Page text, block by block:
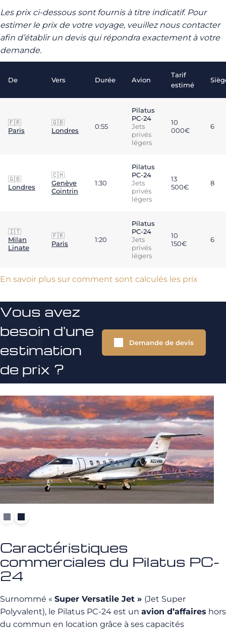
Les prix ci-dessous sont fournis à titre indicatif. Pour
estimer le prix de votre voyage, veuillez nous contacter
afin d’établir un devis qui répondra exactement à votre
demande.
De Vers Durée Avion
Tarif
estimé
🇫🇷
Paris
🇬🇧
Londres
0:55
Pilatus
PC-24
Jets
privés
légers
10
000€
6
🇬🇧
Londres
🇨🇭
Genève
Cointrin
1:30
Pilatus
PC-24
Jets
privés
légers
13
500€
8
🇮🇹
Milan
Linate
🇫🇷
Paris
1:20
Pilatus
PC-24
Jets
privés
légers
10
150€
6
En savoir plus sur comment sont calculés les prix
Vous avez
besoin d'une
estimation
de prix ?
Demande de devis
Caractéristiques
commerciales du Pilatus PC-
24
Surnommé « Super Versatile Jet » (Jet Super
Polyvalent), le Pilatus PC-24 est un avion d’affaires hors
du commun en location grâce à ses capacités